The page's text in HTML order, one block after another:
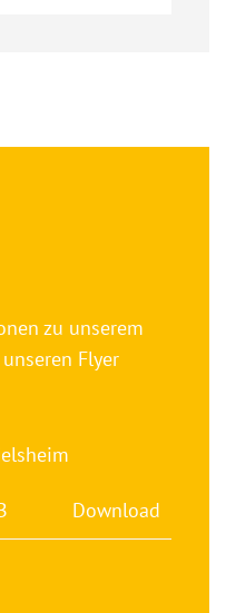
zu unserem
Flyer
Download